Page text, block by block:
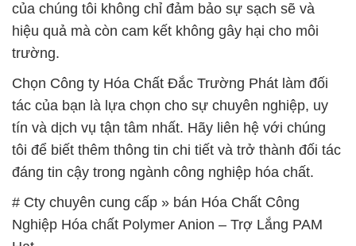
của chúng tôi không chỉ đảm bảo sự sạch sẽ và
hiệu quả mà còn cam kết không gây hại cho môi
trường.
Chọn Công ty Hóa Chất Đắc Trường Phát làm đối
tác của bạn là lựa chọn cho sự chuyên nghiệp, uy
tín và dịch vụ tận tâm nhất. Hãy liên hệ với chúng
tôi để biết thêm thông tin chi tiết và trở thành đối tác
đáng tin cậy trong ngành công nghiệp hóa chất.
# Cty chuyên cung cấp » bán Hóa Chất Công
Nghiệp Hóa chất Polymer Anion – Trợ Lắng PAM